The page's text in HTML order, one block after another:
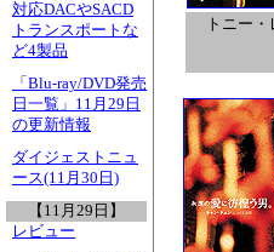
対応DACやSACD
トランスポートな
ど4製品
「Blu-ray/DVD発売
日一覧」11月29日
の更新情報
ダイジェストニュ
ース(11月30日)
【11月29日】
レビュー
トニー